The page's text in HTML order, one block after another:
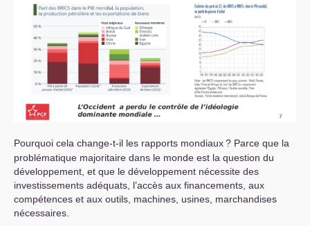
Pourquoi cela change-t-il les rapports mondiaux? Parce que la
problématique majoritaire dans le monde est la question du
développement, et que le développement nécessite des
investissements adéquats, l’accès aux financements, aux
compétences et aux outils, machines, usines, marchandises
nécessaires.